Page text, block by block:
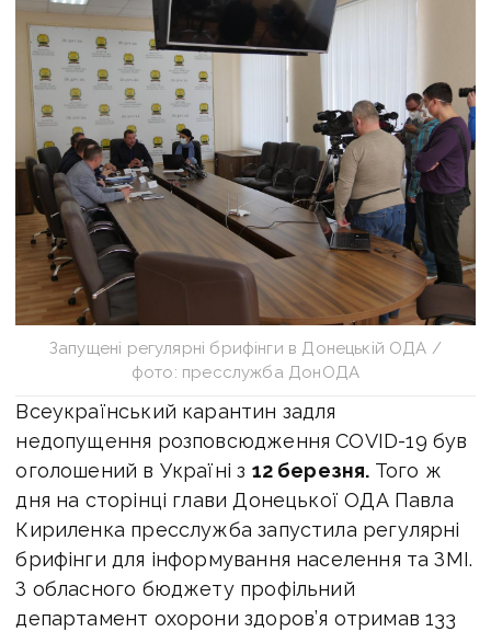
Запущені регулярні брифінги в Донецькій ОДА /
фото: пресслужба ДонОДА
Всеукраїнський карантин задля
недопущення розповсюдження COVID-19 був
оголошений в Україні з 12 березня. Того ж
дня на сторінці глави Донецької ОДА Павла
Кириленка пресслужба запустила регулярні
брифінги для інформування населення та ЗМІ.
З обласного бюджету профільний
департамент охорони здоров’я отримав 133